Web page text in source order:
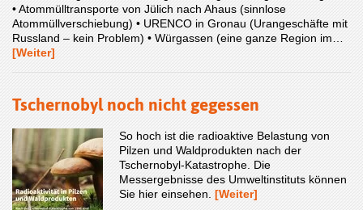
• Atommülltransporte von Jülich nach Ahaus (sinnlose
Atommüllverschiebung) • URENCO in Gronau (Urangeschäfte mit
Russland – kein Problem) • Würgassen (eine ganze Region im…
[Weiter]
Tschernobyl noch nicht gegessen
So hoch ist die radioaktive Belastung von
Pilzen und Waldprodukten nach der
Tschernobyl-Katastrophe. Die
Messergebnisse des Umweltinstituts können
Sie hier einsehen. [Weiter]